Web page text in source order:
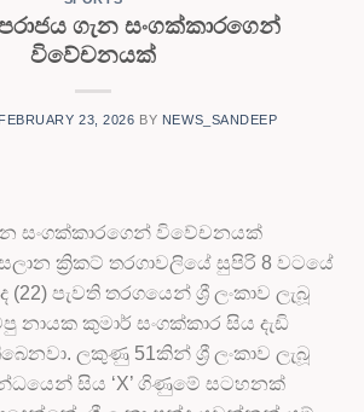
ගැන සංගක්කාරගෙන්
විවේචනයක්
FEBRUARY 23, 2026 BY NEWS_SANDEEP
සංගක්කාරගෙන් විවේචනයක්
ක්‍රිකට් තරගාවලියේ සුපිරි 8 වටයේ
පැවති තරගයෙන් ශ්‍රී ලංකාව ලැබූ
නායක කුමාර් සංගක්කාර සිය දැඩි
ලකුණු 51කින් ශ්‍රී ලංකාව ලැබූ
සිය ‘X’ ගිණුමේ සටහනක්